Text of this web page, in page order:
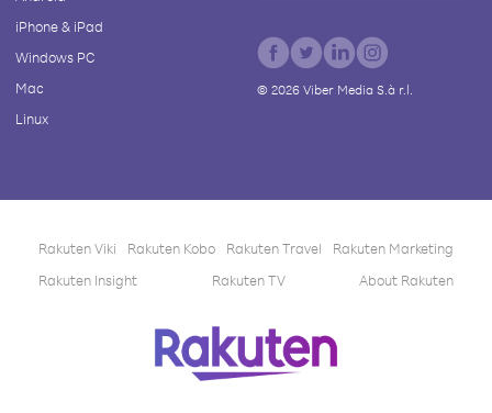
iPhone & iPad
Windows PC
Mac
Linux
© 2026Viber Media S.à r.l.
Rakuten Viki Rakuten Kobo Rakuten Travel
Rakuten Marketing
Rakuten Insight
Rakuten TV About Rakuten